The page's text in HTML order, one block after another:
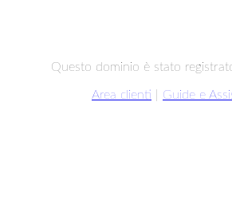
Questo dominio è stato
Area clienti Guide e